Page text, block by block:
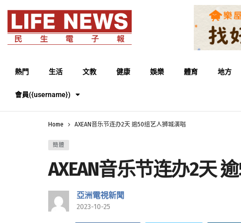
熱門 生活 文教 健康 娛樂 體育 地方
會員({username})
Home AXEAN音乐节连办2天 逾50组艺人狮城演唱
簡體
AXEAN音乐节连办2天
亞洲電視新聞
2023-10-25